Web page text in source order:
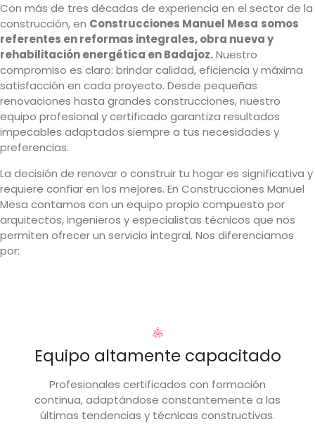
Con más de tres décadas de experiencia en el sector de la
construcción, en Construcciones Manuel Mesa somos
referentes en reformas integrales, obra nueva y
rehabilitación energética en Badajoz.Nuestro
compromiso es claro: brindar calidad, eficiencia y máxima
satisfacción en cada proyecto. Desde pequeñas
renovaciones hasta grandes construcciones, nuestro
equipo profesional y certificado garantiza resultados
impecables adaptados siempre a tus necesidades y
preferencias.
La decisión de renovar o construir tu hogar es significativa y
requiere confiar en los mejores. En Construcciones Manuel
Mesa contamos con un equipo propio compuesto por
arquitectos, ingenieros y especialistas técnicos que nos
permiten ofrecer un servicio integral. Nos diferenciamos
por:
Equipo altamente capacitado
Profesionales certificados con formación
continua, adaptándose constantemente a las
últimas tendencias y técnicas constructivas.